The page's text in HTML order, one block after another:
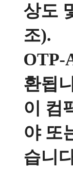
상도
조).
OTP-
환됩
이 컴
야 또
습니